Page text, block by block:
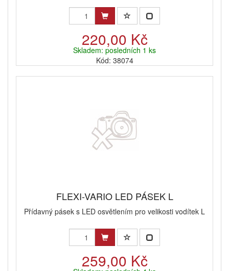
220,00 Kč
Skladem: posledních 1 ks
Kód: 38074
FLEXI-VARIO LED PÁSEK L
Přídavný pásek s LED osvětlením pro velikosti vodítek L
259,00 Kč